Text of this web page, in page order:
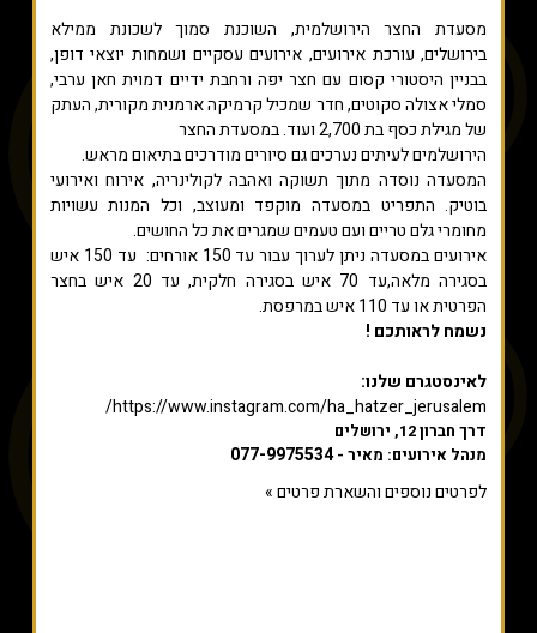
מסעדת החצר הירושלמית, השוכנת סמוך לשכונת ממילא
בירושלים, עורכת אירועים, אירועים עסקיים ושמחות יוצאי דופן,
בבניין היסטורי קסום עם חצר יפה ורחבת ידיים דמוית חאן ערבי,
סמלי אצולה סקוטים, חדר שמכיל קרמיקה ארמנית מקורית, העתק
של מגילת כסף בת 2,700 ועוד. במסעדת החצר
הירושלמים לעיתים נערכים גם סיורים מודרכים בתיאום מראש.
המסעדה נוסדה מתוך תשוקה ואהבה לקולינריה, אירוח ואירועי
בוטיק. התפריט במסעדה מוקפד ומעוצב, וכל המנות עשויות
מחומרי גלם טריים ועם טעמים שמגרים את כל החושים.
אירועים במסעדה ניתן לערוך עבור עד 150 אורחים: עד 150 איש
בסגירה מלאה,עד 70 איש בסגירה חלקית, עד 20 איש בחצר
הפרטית או עד 110 איש במרפסת.
נשמח לראותכם !
לאינסטגרם שלנו:
https://www.instagram.com/ha_hatzer_jerusalem/
דרך חברון 12, ירושלים
מנהל אירועים: מאיר -077-9975534
לפרטים נוספים והשארת פרטים »